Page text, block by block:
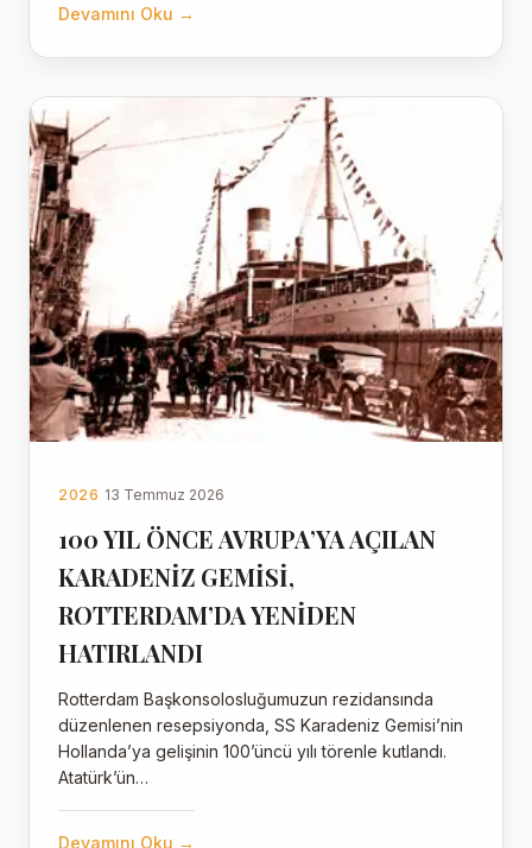
Devamını Oku →
2026 13 Temmuz 2026
100 YIL ÖNCE AVRUPA’YA AÇILAN
KARADENİZ GEMİSİ,
ROTTERDAM’DA YENİDEN
HATIRLANDI
Rotterdam Başkonsolosluğumuzun rezidansında
düzenlenen resepsiyonda, SS Karadeniz Gemisi’nin
Hollanda’ya gelişinin 100’üncü yılı törenle kutlandı.
Atatürk’ün…
Devamını Oku →